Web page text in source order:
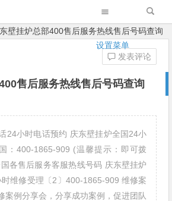
设置菜单
壁挂炉总部400售后服务热线售后号码查询
售后服务热线售后号码查询
发表评论
24小时电话预约 庆东壁挂炉全国24小
：400-1865-909 (温馨提示：即可拨
各售后服务客服热线号码 庆东壁挂炉
维修受理〔2〕400-1865-909 维修案
案例分享会，分享成功案例，促进团队